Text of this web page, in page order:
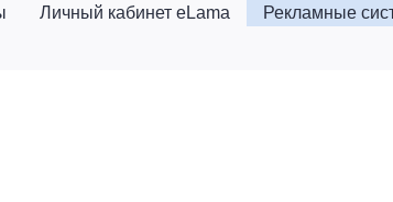
Личный кабинет eLama Рекламные